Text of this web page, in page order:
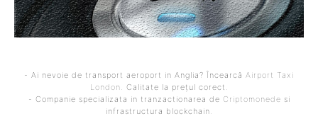
- Ai nevoie de transport aeroport in Anglia? Încearcă Airport Taxi
London . Calitate la prețul corect.
- Companie specializata in tranzactionarea de Criptomonede si
infrastructura blockchain.